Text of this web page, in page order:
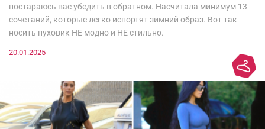
постараюсь вас убедить в обратном. Насчитала минимум 13
сочетаний, которые легко испортят зимний образ. Вот так
носить пуховик НЕ модно и НЕ стильно.
20.01.2025